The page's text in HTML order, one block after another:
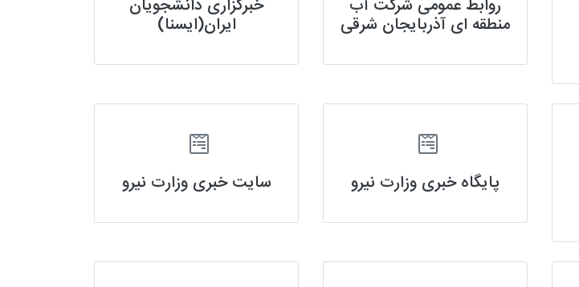
روابط عمومی شرکت آب
منطقه ای آذربایجان شرقی
خبرگزاری دانشجویان
ایران(ایسنا)
پایگاه خبری وزارت نیرو سایت خبری وزارت نیرو